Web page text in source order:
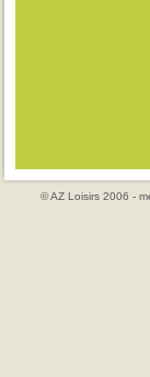
© AZ Loisirs 2006 -